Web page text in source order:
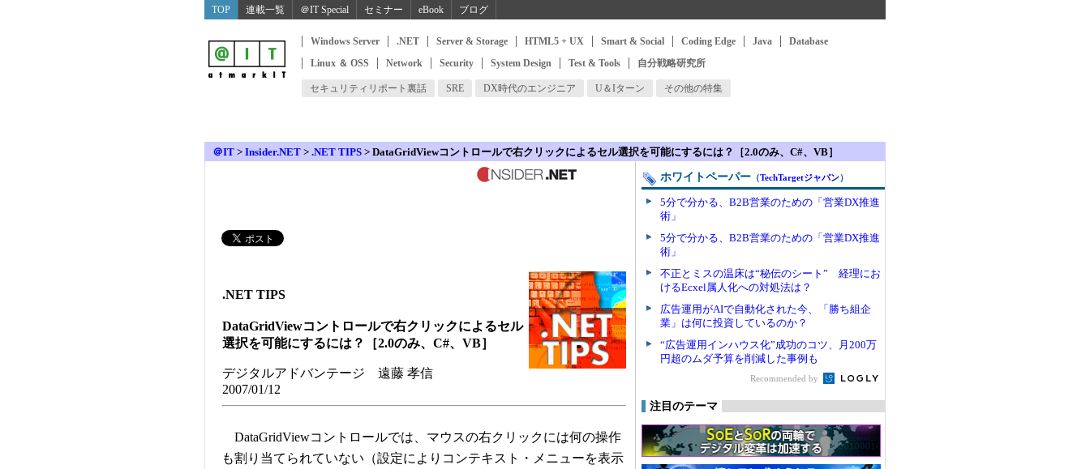
TOP 連載一覧 ＠IT Special セミナー eBook ブログ
Windows Server .NET Server & Storage HTML5 + UX Smart & Social Coding Edge Java
Database
Linux ＆ OSS
Network Security System Design Test & Tools 自分戦略研究所
セキュリティリポート裏話 SRE DX時代のエンジニア U＆Iターン その他の特集
＠IT > Insider.NET > .NET TIPS > DataGridViewコントロールで右クリックによるセル選択を可能にするには？［2.0のみ、C#、VB］
.NET TIPS
DataGridViewコントロールで右クリックによるセル
選択を可能にするには？［2.0のみ、C#、VB］
デジタルアドバンテージ 遠藤 孝信
2007/01/12
DataGridViewコントロールでは、マウスの右クリックには何の操作
も割り当てられていない（設定によりコンテキスト・メニューを表示
ホワイトペーパー （TechTargetジャパン）
5分で分かる、B2B営業のための「営業DX推進
術」
5分で分かる、B2B営業のための「営業DX推進
術」
不正とミスの温床は“秘伝のシート” 経理にお
けるEcxel属人化への対処法は？
広告運用がAIで自動化された今、「勝ち組企
業」は何に投資しているのか？
“広告運用インハウス化”成功のコツ、月200万
円超のムダ予算を削減した事例も
Recommended by
注目のテーマ